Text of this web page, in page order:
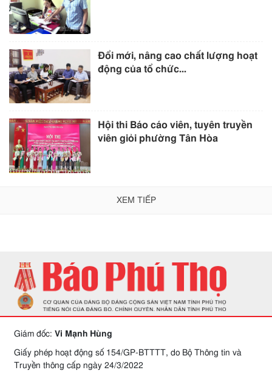
Đổi mới, nâng cao chất lượng hoạt
động của tổ chức...
Hội thi Báo cáo viên, tuyên truyền
viên giỏi phường Tân Hòa
XEM TIẾP
Giám đốc: Vi Mạnh Hùng
Giấy phép hoạt động số 154/GP-BTTTT, do Bộ Thông tin và
Truyền thông cấp ngày 24/3/2022